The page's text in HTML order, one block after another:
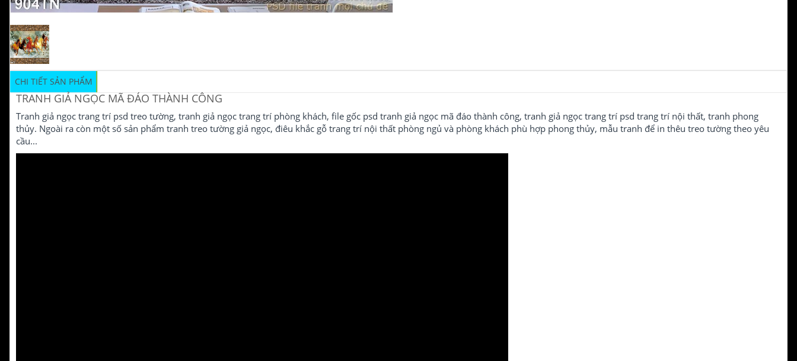
CHI TIẾT SẢN PHẨM
TRANH GIẢ NGỌC MÃ ĐÁO THÀNH CÔNG
Tranh giả ngọc trang trí psd treo tường, tranh giả ngọc trang trí phòng khách, file gốc psd tranh giả ngọc mã đáo thành công, tranh giả ngọc trang trí psd trang trí nội thất, tranh phong
thủy. Ngoài ra còn một số sản phẩm tranh treo tường giả ngọc, điêu khắc gỗ trang trí nội thất phòng ngủ và phòng khách phù hợp phong thủy, mẫu tranh để in thêu treo tường theo yêu
cầu...